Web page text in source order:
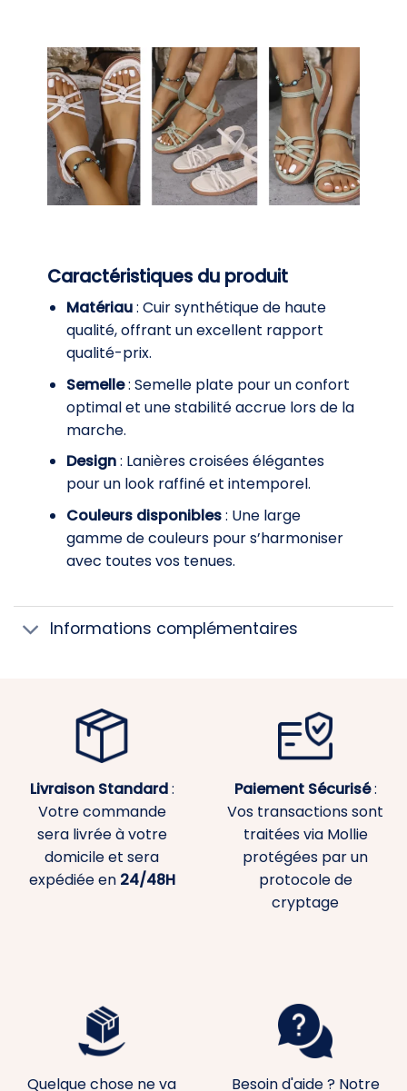
Caractéristiques du produit
Matériau: Cuir synthétique de haute
qualité, offrant un excellent rapport
qualité-prix.
Semelle: Semelle plate pour un confort
optimal et une stabilité accrue lors de la
marche.
Design: Lanières croisées élégantes
pour un look raffiné et intemporel.
Couleurs disponibles: Une large
gamme de couleurs pour s’harmoniser
avec toutes vos tenues.
Informations complémentaires
Livraison Standard:
Votre commande
sera livrée à votre
domicile et sera
expédiée en 24/48H
Paiement Sécurisé:
Vos transactions sont
traitées via Mollie
protégées par un
protocole de
cryptage
Quelque chose ne va Besoin d'aide ? Notre